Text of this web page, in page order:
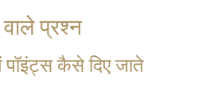
प्रश्न
पॉइंट्स कैसे दिए जाते